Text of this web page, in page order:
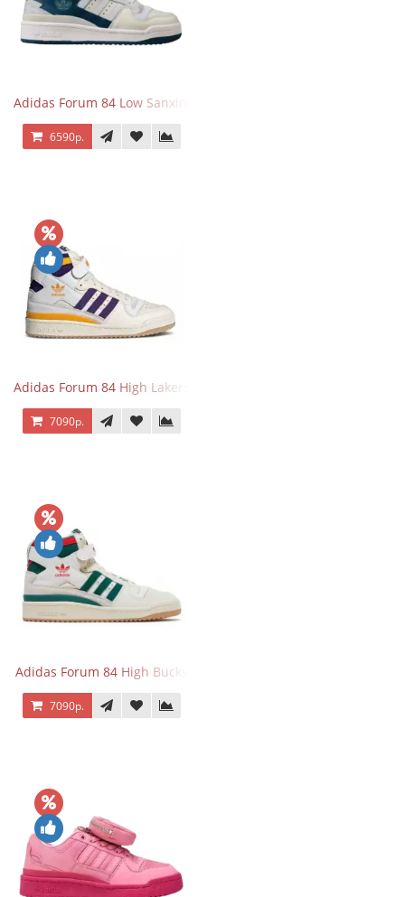
Adidas Forum 84 Low Sanxingdui
6590р.
Adidas Forum 84 High Lakers
7090р.
Adidas Forum 84 High Bucks
7090р.